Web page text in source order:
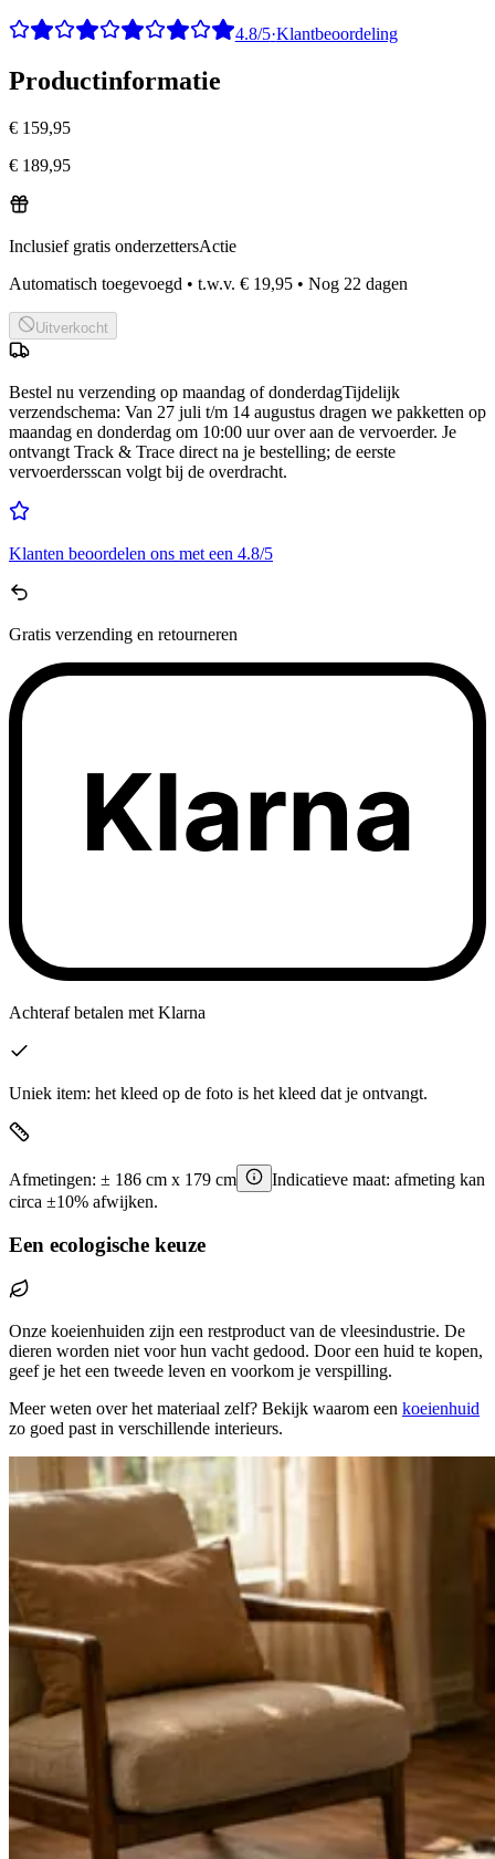
4.8/5·Klantbeoordeling
Productinformatie
€ 159,95
€ 189,95
Inclusief gratis onderzettersActie
Automatisch toegevoegd • t.w.v. € 19,95 • Nog 22 dagen
Uitverkocht
Bestel nu verzending op maandag of donderdagTijdelijk
verzendschema: Van 27 juli t/m 14 augustus dragen we pakketten op
maandag en donderdag om 10:00 uur over aan de vervoerder. Je
ontvangt Track & Trace direct na je bestelling; de eerste
vervoerdersscan volgt bij de overdracht.
Klanten beoordelen ons met een 4.8/5
Gratis verzending en retourneren
Klarna
Achteraf betalen met Klarna
Uniek item: het kleed op de foto is het kleed dat je ontvangt.
Afmetingen: ± 186 cm x 179 cm
Indicatieve maat: afmeting kan
circa ±10% afwijken.
Een ecologische keuze
Onze koeienhuiden zijn een restproduct van de vleesindustrie. De
dieren worden niet voor hun vacht gedood. Door een huid te kopen,
geef je het een tweede leven en voorkom je verspilling.
Meer weten over het materiaal zelf? Bekijk waarom een koeienhuid
zo goed past in verschillende interieurs.